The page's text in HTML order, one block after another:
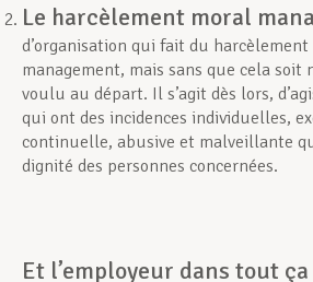
Le harcèlement moral
d’organisation qui fait du
management, mais sans que cela soit
voulu au départ. Il s’agit dès lors,
qui ont des incidences individuelles,
continuelle, abusive et malveillante
dignité des personnes concernées.
Et l’employeur dans tout ça